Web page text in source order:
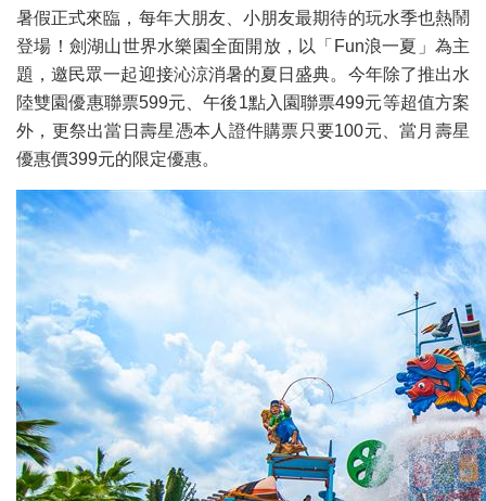
暑假正式來臨，每年大朋友、小朋友最期待的玩水季也熱鬧
登場！劍湖山世界水樂園全面開放，以「Fun浪一夏」為主
題，邀民眾一起迎接沁涼消暑的夏日盛典。今年除了推出水
陸雙園優惠聯票599元、午後1點入園聯票499元等超值方案
外，更祭出當日壽星憑本人證件購票只要100元、當月壽星
優惠價399元的限定優惠。